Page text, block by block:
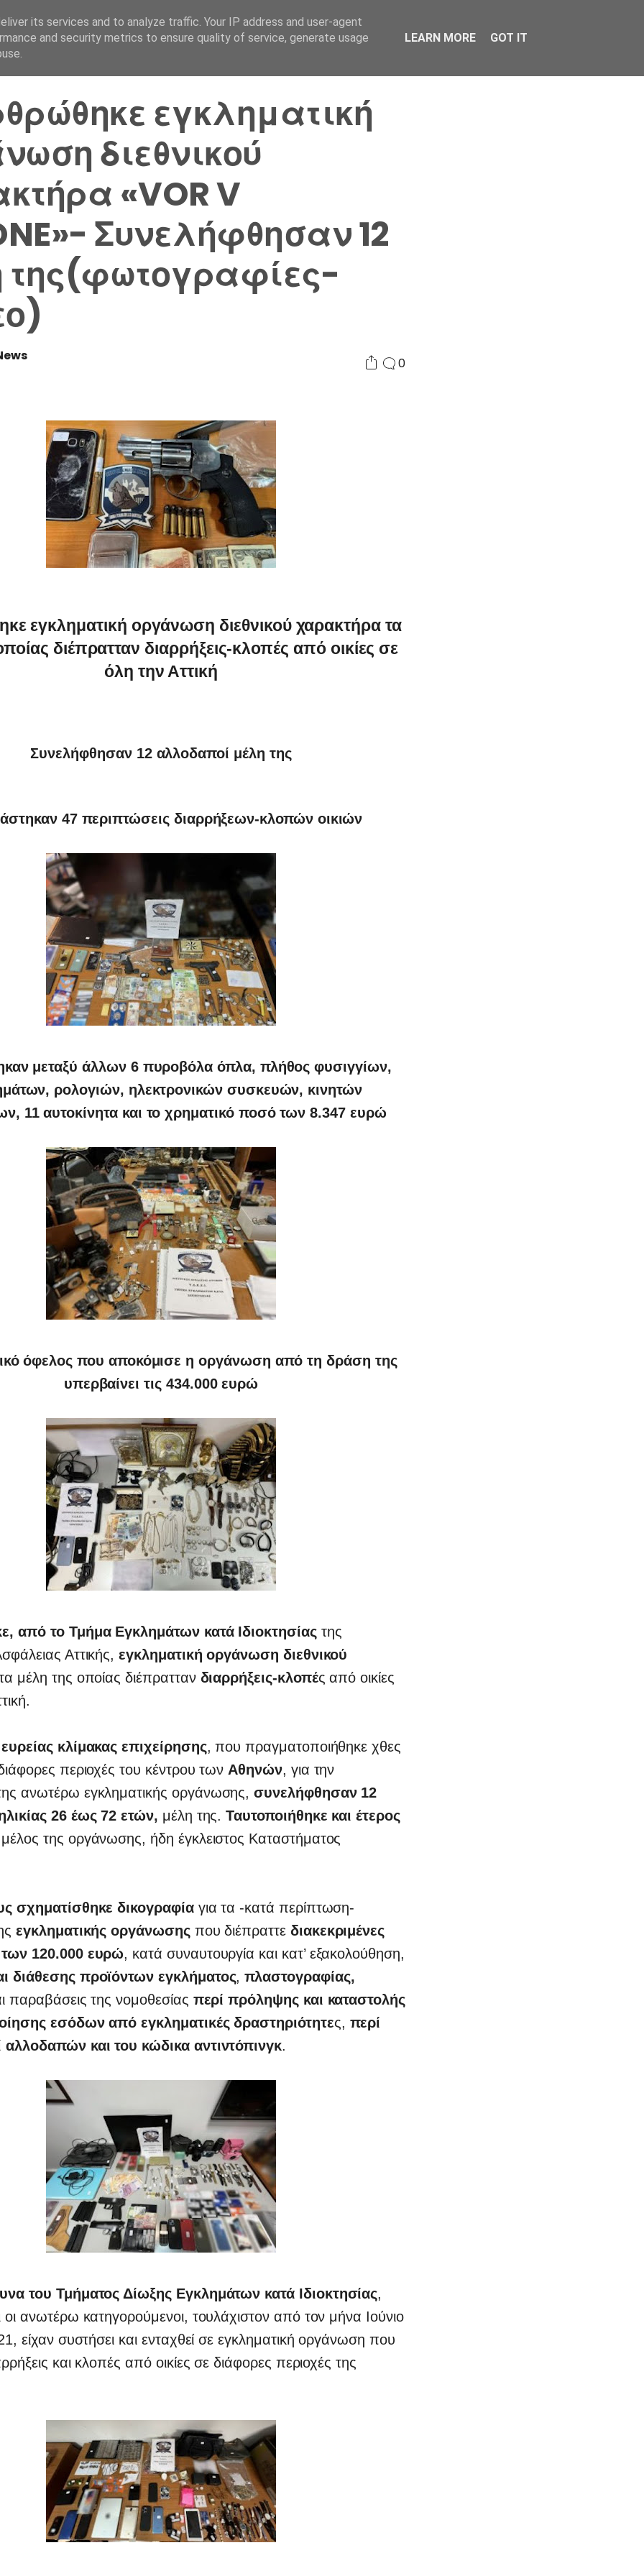
Αρχική Σελίδα Ελλάδα Συνδικαλισμός Σ.Α. Επικοινωνία Κόσμος
εγκληματική
διεθνικού
«VOR V
Συνελήφθησαν 12
της(φωτογραφίες-
0
εγκληματική οργάνωση διεθνικού χαρακτήρα τα
διέπρατταν διαρρήξεις-κλοπές από οικίες σε
όλη την Αττική
Συνελήφθησαν 12 αλλοδαποί μέλη της
47 περιπτώσεις διαρρήξεων-κλοπών οικιών
μεταξύ άλλων 6 πυροβόλα όπλα, πλήθος φυσιγγίων,
ρολογιών, ηλεκτρονικών συσκευών, κινητών
11 αυτοκίνητα και το χρηματικό ποσό των 8.347 ευρώ
όφελος που αποκόμισε η οργάνωση από τη δράση της
υπερβαίνει τις 434.000 ευρώ
από το Τμήμα Εγκλημάτων κατά Ιδιοκτησίαςτης
Αττικής, εγκληματική οργάνωση διεθνικού
μέλη της οποίας διέπρατταν διαρρήξεις-κλοπές από οικίες
κλίμακας επιχείρησης, που πραγματοποιήθηκε χθες
περιοχές του κέντρου των Αθηνών, για την
ανωτέρω εγκληματικής οργάνωσης, συνελήφθησαν 12
26 έως 72 ετών, μέλη της.Ταυτοποιήθηκε και έτερος
της οργάνωσης, ήδη έγκλειστος Καταστήματος
σχηματίσθηκε δικογραφίαγια τα -κατά περίπτωση-
εγκληματικής οργάνωσηςπου διέπραττε διακεκριμένες
120.000 ευρώ, κατά συναυτουργία και κατ’ εξακολούθηση,
διάθεσης προϊόντων εγκλήματος,πλαστογραφίας,
παραβάσεις της νομοθεσίας περί πρόληψης και καταστολής
εσόδων από εγκληματικές δραστηριότητες, περί
και του κώδικα αντιντόπινγκ.
του Τμήματος Δίωξης Εγκλημάτων κατά Ιδιοκτησίας,
οι ανωτέρω κατηγορούμενοι, τουλάχιστον από τον μήνα Ιούνιο
είχαν συστήσει και ενταχθεί σε εγκληματική οργάνωση που
και κλοπές από οικίες σε διάφορες περιοχές της
its services and to analyze traffic. Your IP address and user-agent
and security metrics to ensure quality of service, generate usage
LEARN MORE GOT IT